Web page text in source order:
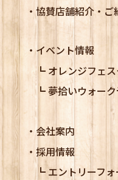
協賛店舗紹介・ご
イベント情報
オレンジフェ
夢拾いウォー
会社案内
採用情報
エントリーフ